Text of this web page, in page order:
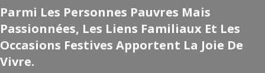
Parmi Les Personnes Pauvres Mais
Passionnées, Les Liens Familiaux Et Les
Occasions Festives Apportent La Joie De
Vivre.